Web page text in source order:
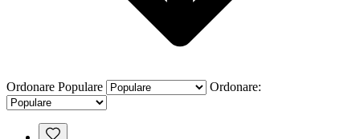
Ordonare Populare Ordonare: